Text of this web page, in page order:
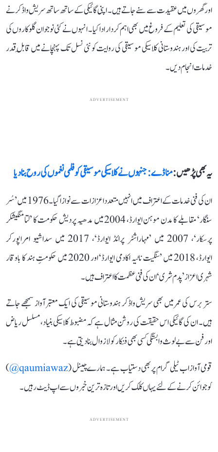
اور گھروں میں عقیدت سے سنے جاتے ہیں۔ اپنی گائیکی کے ساتھ ساتھ سریش واڈکر نے
موسیقی کی تعلیم کے فروغ میں بھی اہم کردار ادا کیا۔ انہوں نے کئی نوجوان گلوکاروں کی
تربیت کی اور ہندوستانی کلاسیکی موسیقی کی روایت کو نئی نسل تک پہنچانے میں قابلِ قدر
خدمات انجام دیں۔
ADVERTISEMENT
یہ بھی پڑھیں :منا ڈے: جنہوں نے کلاسیکی موسیقی کو فلمی نغموں کی روح بنا دیا
ان کی فنی خدمات کے اعتراف میں انہیں متعدد اعزازات سے نوازا گیا۔ 1976 میں ’سُر
سنگار‘ مقابلے کا مدن موہن ایوارڈ، 2004 میں مدھیہ پردیش حکومت کا ’لتا منگیشکر
پرسکار‘، 2007 میں ’مہاراشٹر پرائڈ ایوارڈ‘، 2017 میں سداشیو امراپورکر
ایوارڈ، 2018 میں ’سنگیت ناٹیہ اکادمی ایوارڈ‘ اور 2020 میں حکومتِ ہند کا باوقار
شہری اعزاز ’پدم شری‘ ان کی فنی عظمت کا اعتراف ہیں۔
ستر برس کی عمر میں بھی سریش واڈکر ہندوستانی موسیقی کی ایک معتبر آواز سمجھے جاتے
ہیں۔ ان کی گائیکی اس حقیقت کی روشن مثال ہے کہ مضبوط کلاسیکی بنیاد، مسلسل ریاض
اور فن سے بے لوث وابستگی کسی بھی فنکار کو لازوال بنا دیتی ہے۔
قومی آواز اب ٹیلی گرام پر بھی دستیاب ہے۔ ہمارے چینل (qaumiawaz@
)
کو جوائن کرنے کے لئے یہاں کلک کریں اور تازہ ترین خبروں سے اپ ڈیٹ رہیں۔
ADVERTISEMENT